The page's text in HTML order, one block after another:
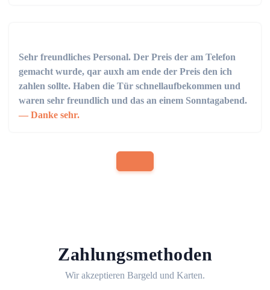
Sehr freundliches Personal. Der Preis der am Telefon
gemacht wurde, qar auxh am ende der Preis den ich
zahlen sollte. Haben die Tür schnellaufbekommen und
waren sehr freundlich und das an einem Sonntagabend.
Danke sehr.
Zahlungsmethoden
Wir akzeptieren Bargeld und Karten.